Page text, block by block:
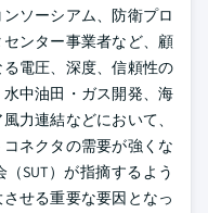
ソーシアム、防衛プロ
ンター事業者など、顧
電圧、深度、信頼性の
中油田・ガス開発、海
力連結などにおいて、
ネクタの需要が強くな
SUT）が指摘するよう
せる重要な要因となっ